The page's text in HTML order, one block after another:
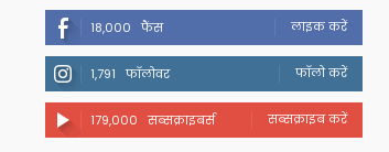
18,000 फैंस लाइक करें
1,791 फॉलोवर फॉलो करें
179,000 सब्सक्राइबर्स सब्सक्राइब करें